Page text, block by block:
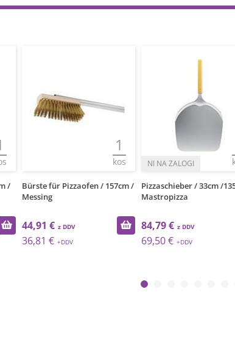
/
1
kos
Bürste für Pizzaofen / 157cm /
Messing
44,91 €
36,81 €
Pizzaschieber / 33cm /
Mastropizza
84,79 €
69,50 €